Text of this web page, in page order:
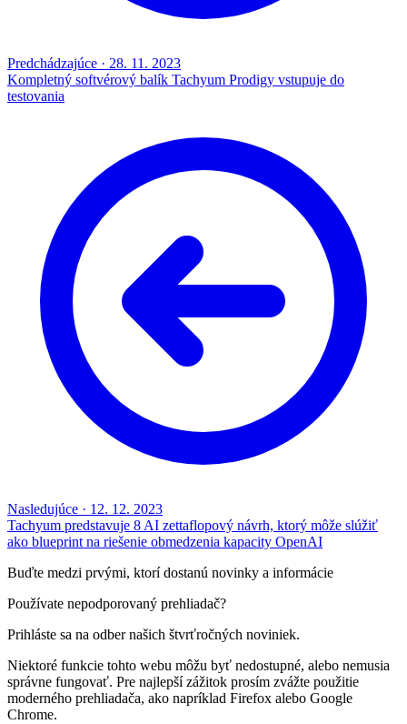
Predchádzajúce · 28. 11. 2023
Kompletný softvérový balík Tachyum Prodigy vstupuje do
testovania
Nasledujúce · 12. 12. 2023
Tachyum predstavuje 8 AI zettaflopový návrh, ktorý môže slúžiť
ako blueprint na riešenie obmedzenia kapacity OpenAI
Buďte medzi prvými, ktorí dostanú novinky a informácie
Používate nepodporovaný prehliadač?
Prihláste sa na odber našich štvrťročných noviniek.
Niektoré funkcie tohto webu môžu byť nedostupné, alebo nemusia
správne fungovať. Pre najlepší zážitok prosím zvážte použitie
moderného prehliadača, ako napríklad Firefox alebo Google
Chrome.